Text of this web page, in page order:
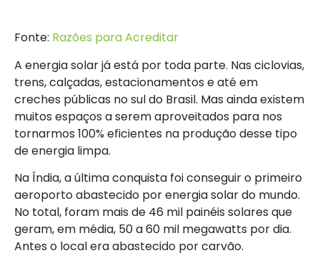
Fonte: Razões para Acreditar
A energia solar já está por toda parte. Nas ciclovias,
trens, calçadas, estacionamentos e até em
creches públicas no sul do Brasil. Mas ainda existem
muitos espaços a serem aproveitados para nos
tornarmos 100% eficientes na produção desse tipo
de energia limpa.
Na Índia, a última conquista foi conseguir o primeiro
aeroporto abastecido por energia solar do mundo.
No total, foram mais de 46 mil painéis solares que
geram, em média, 50 a 60 mil megawatts por dia.
Antes o local era abastecido por carvão.